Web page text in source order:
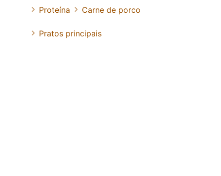
Proteína Carne de porco
Pratos principais